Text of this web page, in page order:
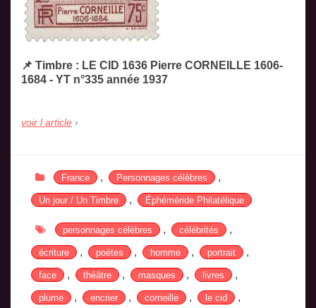
📌 Timbre : LE CID 1636 Pierre CORNEILLE 1606-
1684 - YT n°335 année 1937
voir l article
France , Personnages célèbres ,
Un jour / Un Timbre , Éphéméride Philatélique
personnages célèbres , célébrités ,
écriture , poètes , homme , portrait ,
face , théâtre , masques , livres ,
plume , encrier , corneille , le cid ,